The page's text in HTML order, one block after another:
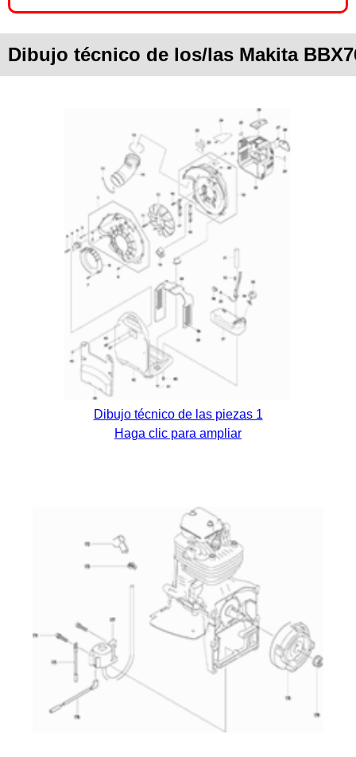
Dibujo técnico de los/las Makita
Dibujo técnico de las piezas 1
Haga clic para ampliar